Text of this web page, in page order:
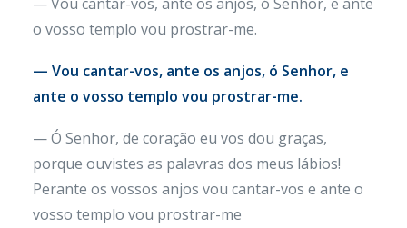
o vosso templo vou prostrar-me.
— Vou cantar-vos, ante os anjos, ó Senhor, e
ante o vosso templo vou prostrar-me.
— Ó Senhor, de coração eu vos dou graças,
porque ouvistes as palavras dos meus lábios!
Perante os vossos anjos vou cantar-vos e ante o
vosso templo vou prostrar-me